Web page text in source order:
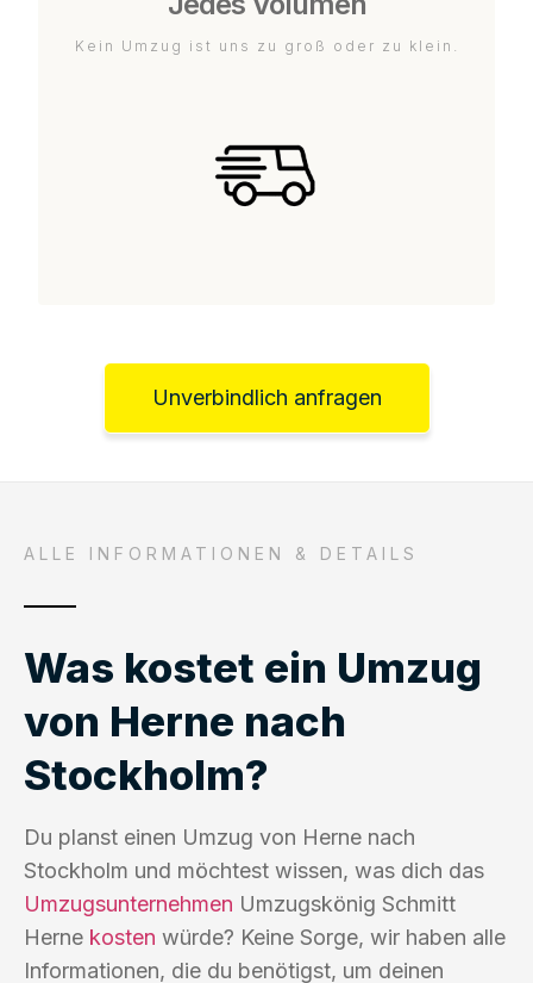
Kein Umzug ist uns zu groß oder zu klein.
Unverbindlich anfragen
ALLE INFORMATIONEN & DETAILS
Was kostet ein Umzug
von Herne nach
Stockholm?
Du planst einen Umzug von Herne nach
Stockholm und möchtest wissen, was dich das
Umzugsunternehmen Umzugskönig Schmitt
Herne kosten würde? Keine Sorge, wir haben alle
Informationen, die du benötigst, um deinen